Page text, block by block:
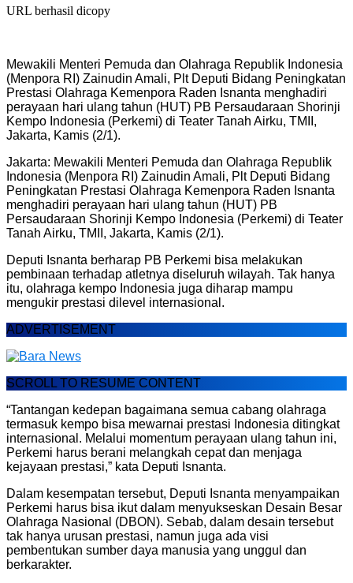
URL berhasil dicopy
Mewakili Menteri Pemuda dan Olahraga Republik Indonesia
(Menpora RI) Zainudin Amali, Plt Deputi Bidang Peningkatan
Prestasi Olahraga Kemenpora Raden Isnanta menghadiri
perayaan hari ulang tahun (HUT) PB Persaudaraan Shorinji
Kempo Indonesia (Perkemi) di Teater Tanah Airku, TMII,
Jakarta, Kamis (2/1).
Jakarta: Mewakili Menteri Pemuda dan Olahraga Republik
Indonesia (Menpora RI) Zainudin Amali, Plt Deputi Bidang
Peningkatan Prestasi Olahraga Kemenpora Raden Isnanta
menghadiri perayaan hari ulang tahun (HUT) PB
Persaudaraan Shorinji Kempo Indonesia (Perkemi) di Teater
Tanah Airku, TMII, Jakarta, Kamis (2/1).
Deputi Isnanta berharap PB Perkemi bisa melakukan
pembinaan terhadap atletnya diseluruh wilayah. Tak hanya
itu, olahraga kempo Indonesia juga diharap mampu
mengukir prestasi dilevel internasional.
ADVERTISEMENT
SCROLL TO RESUME CONTENT
“Tantangan kedepan bagaimana semua cabang olahraga
termasuk kempo bisa mewarnai prestasi Indonesia ditingkat
internasional. Melalui momentum perayaan ulang tahun ini,
Perkemi harus berani melangkah cepat dan menjaga
kejayaan prestasi,” kata Deputi Isnanta.
Dalam kesempatan tersebut, Deputi Isnanta menyampaikan
Perkemi harus bisa ikut dalam menyukseskan Desain Besar
Olahraga Nasional (DBON). Sebab, dalam desain tersebut
tak hanya urusan prestasi, namun juga ada visi
pembentukan sumber daya manusia yang unggul dan
berkarakter.